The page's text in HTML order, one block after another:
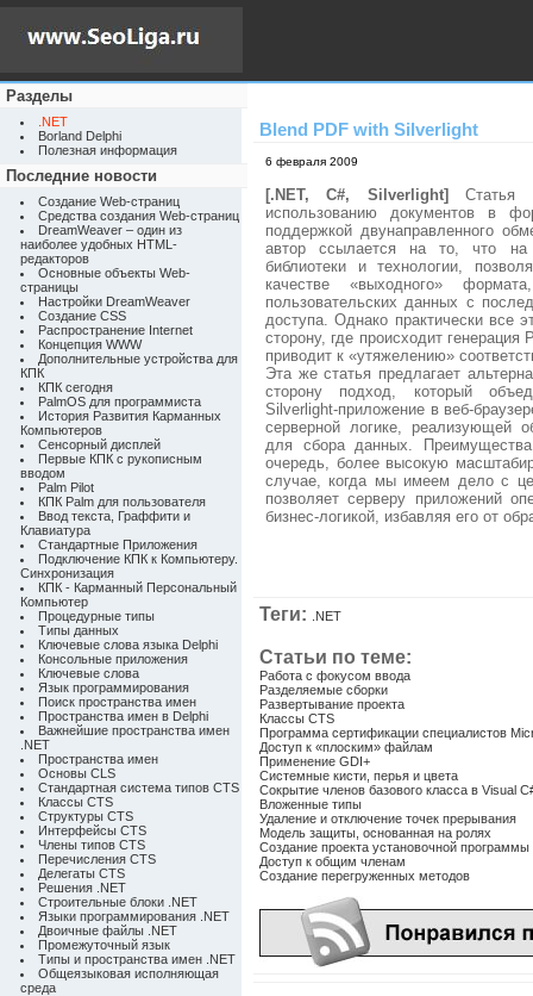
Разделы
.NET
Borland Delphi
Полезная информация
Последние новости
Создание Web-страниц
Средства создания Web-страниц
DreamWeaver – один из
наиболее удобных HTML-
редакторов
Основные объекты Web-
страницы
Настройки DreamWeaver
Создание CSS
Распространение Internet
Концепция WWW
Дополнительные устройства для
КПК
КПК сегодня
PalmOS для программиста
История Развития Карманных
Компьютеров
Сенсорный дисплей
Первые КПК с рукописным
вводом
Palm Pilot
КПК Palm для пользователя
Ввод текста, Граффити и
Клавиатура
Стандартные Приложения
Подключение КПК к Компьютеру.
Синхронизация
КПК - Карманный Персональный
Компьютер
Процедурные типы
Типы данных
Ключевые слова языка Delphi
Консольные приложения
Ключевые слова
Язык программирования
Поиск пространства имен
Пространства имен в Delphi
Важнейшие пространства имен
.NET
Пространства имен
Основы CLS
Стандартная система типов CTS
Классы CTS
Структуры CTS
Интерфейсы CTS
Члены типов CTS
Перечисления CTS
Делегаты CTS
Решения .NET
Строительные блоки .NET
Языки программирования .NET
Двоичные файлы .NET
Промежуточный язык
Типы и пространства имен .NET
Общеязыковая исполняющая
среда
Blend PDF with Silverlight
6 февраля 2009
[.NET, C#, Silverlight]Статья
использованию документов в
поддержкой двунаправленного
автор ссылается на то, что
библиотеки и технологии,
качестве «выходного»
пользовательских данных с
доступа. Однако практически все
сторону, где происходит генерация
приводит к «утяжелению»
Эта же статья предлагает
сторону подход, который
Silverlight-приложение в веб-
серверной логике, реализующей
для сбора данных.
очередь, более высокую
случае, когда мы имеем дело с
позволяет серверу приложений
бизнес-логикой, избавляя его от
Теги: .NET
Статьи по теме:
Работа с фокусом ввода
Разделяемые сборки
Развертывание проекта
Классы CTS
Программа сертификации специалистов
Доступ к «плоским» файлам
Применение GDI+
Системные кисти, перья и цвета
Сокрытие членов базового класса в Visual
Вложенные типы
Удаление и отключение точек прерывания
Модель защиты, основанная на ролях
Создание проекта установочной программы
Доступ к общим членам
Создание перегруженных методов